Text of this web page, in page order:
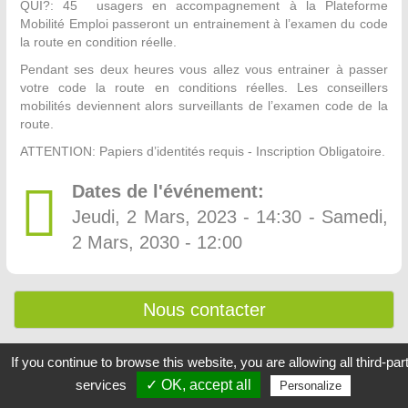
QUI?: 45 usagers en accompagnement à la Plateforme
Mobilité Emploi passeront un entrainement à l’examen du code
la route en condition réelle.
Pendant ses deux heures vous allez vous entrainer à passer
votre code la route en conditions réelles. Les conseillers
mobilités deviennent alors surveillants de l’examen code de la
route.
ATTENTION: Papiers d’identités requis - Inscription Obligatoire.
Dates de l'événement:
Jeudi, 2 Mars, 2023 - 14:30 - Samedi,
2 Mars, 2030 - 12:00
Nous contacter
If you continue to browse this website, you are allowing all third-
services
✓ OK, accept all Personalize